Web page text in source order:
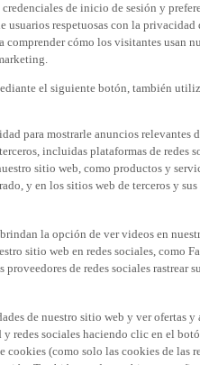
de inicio de sesión y
usuarios respetuosas con la
comprender cómo los visitantes usan
el siguiente botón, también
para mostrarle anuncios relevantes
incluidas plataformas de redes
sitio web, como productos y
y en los sitios web de terceros y
la opción de ver videos en
sitio web en redes sociales, como
proveedores de redes sociales
de nuestro sitio web y ver ofertas y
sociales haciendo clic en el
cookies (como solo las cookies de las